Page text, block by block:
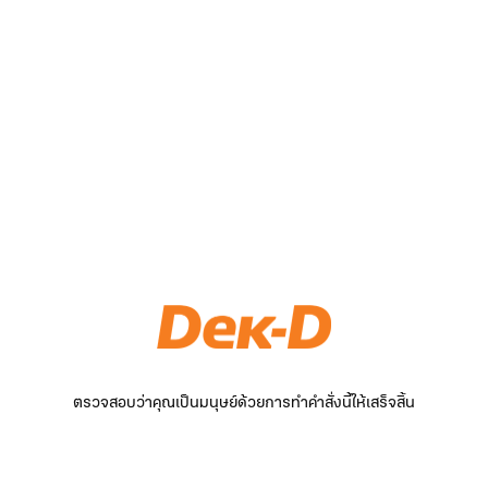
ตรวจสอบว่าคุณเป็นมนุษย์ด้วยการทำคำสั่งนี้ให้เสร็จสิ้น